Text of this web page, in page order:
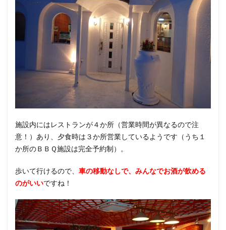
施設内にはレストランが４か所（営業時間が異なるので注
意！）あり、夕食時は３か所営業しているようです（うち１
か所のＢＢＱ施設は完全予約制）。
歩いて行けるので、 車の移動なしで、みんなでお酒が飲める
のがいいですね！